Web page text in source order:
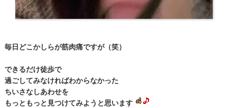
毎日どこかしらが筋肉痛ですが（笑）
できるだけ徒歩で
過ごしてみなければわからなかった
ちいさなしあわせを
もっともっと見つけてみようと思います